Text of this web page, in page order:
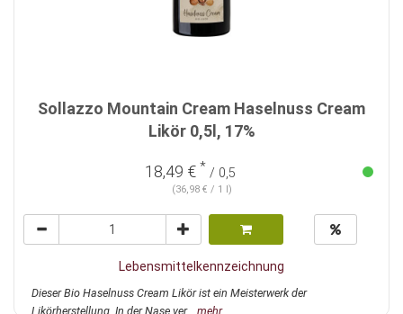
Sollazzo Mountain Cream Haselnuss Cream
Likör 0,5l, 17%
18,49 € * / 0,5
(36,98 € / 1 l)
Lebensmittelkennzeichnung
Dieser Bio Haselnuss Cream Likör ist ein Meisterwerk der
Likörherstellung. In der Nase ver... mehr